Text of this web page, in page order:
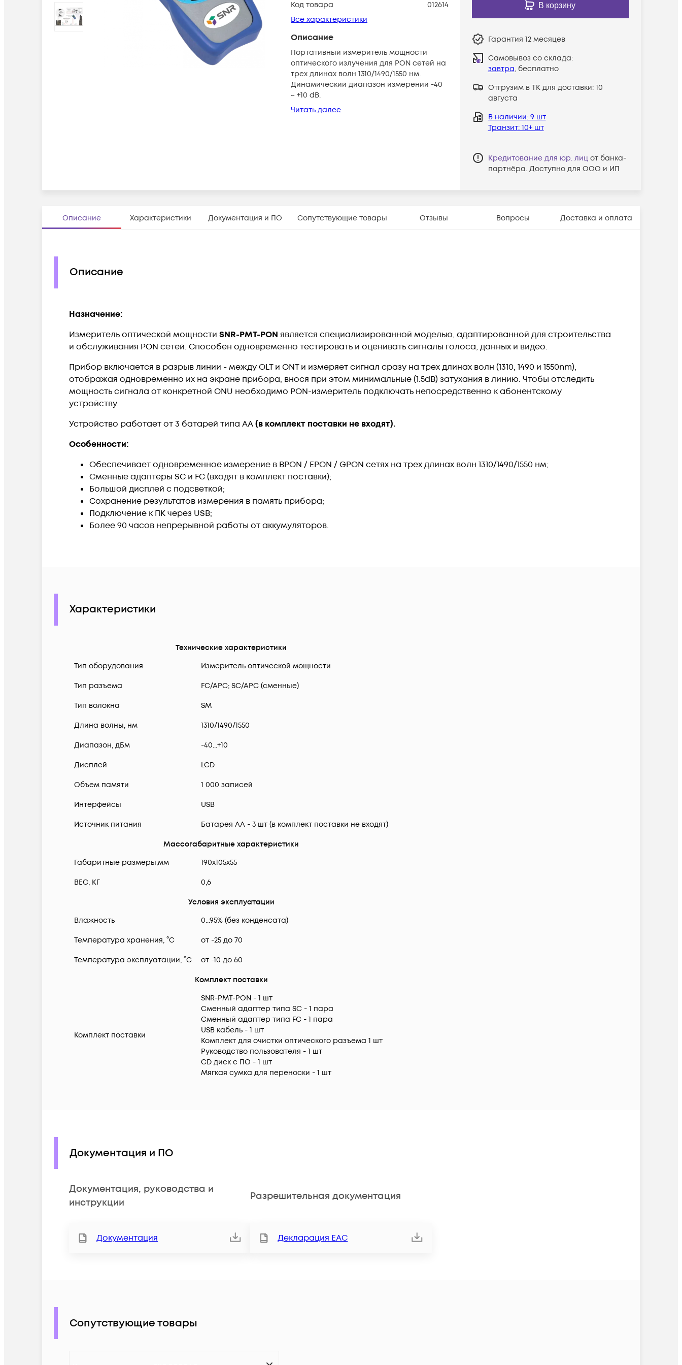
Код товара
012614
Все характеристики
Описание
Портативный измеритель мощности
оптического излучения для PON сетей на
трех длинах волн 1310/1490/1550 нм.
Динамический диапазон измерений -40
~ +10 dB.
Читать далее
В корзину
Гарантия 12 месяцев
Самовывоз со склада:
завтра, бесплатно
Отгрузим в ТК для доставки: 10
августа
В наличии: 9 шт
Транзит: 10+ шт
Кредитование для юр. лиц от банка-
партнёра. Доступно для ООО и ИП
Описание Характеристики Документация и ПО Сопутствующие товары Отзывы Вопросы Доставка и оплата
Описание
Назначение:
Измеритель оптической мощности SNR-PMT-PON является специализированной моделью, адаптированной для строительства
и обслуживания PON сетей. Cпособен одновременно тестировать и оценивать сигналы голоса, данных и видео.
Прибор включается в разрыв линии - между OLT и ONT и измеряет сигнал сразу на трех длинах волн (1310, 1490 и 1550nm),
отображая одновременно их на экране прибора, внося при этом минимальные (1.5dB) затухания в линию. Чтобы отследить
мощность сигнала от конкретной ONU необходимо PON-измеритель подключать непосредственно к абонентскому
устройству.
Устройство работает от 3 батарей типа АА(в комплект поставки не входят).
Особенности:
Обеспечивает одновременное измерение в BPON / EPON / GPON сетях на трех длинах волн 1310/1490/1550 нм;
Сменные адаптеры SC и FC (входят в комплект поставки);
Большой дисплей с подсветкой;
Сохранение результатов измерения в память прибора;
Подключение к ПК через USB;
Более 90 часов непрерывной работы от аккумуляторов.
Характеристики
Технические характеристики
Тип оборудования
Измеритель оптической мощности
Тип разъема FC/APC; SC/APC (сменные)
Тип волокна SM
Длина волны, нм 1310/1490/1550
Диапазон, дБм -40...+10
Дисплей LCD
Объем памяти 1 000 записей
Интерфейсы USB
Источник питания Батарея АА - 3 шт (в комплект поставки не входят)
Массогабаритные характеристики
Габаритные размеры,мм
190х105х55
ВЕС, КГ 0,6
Условия эксплуатации
Влажность
0...95% (без конденсата)
Температура хранения, °C от -25 до 70
Температура эксплуатации, °C от -10 до 60
Комплект поставки
Комплект поставки
SNR-PMT-PON - 1 шт
Сменный адаптер типа SC - 1 пара
Сменный адаптер типа FC - 1 пара
USB кабель - 1 шт
Комплект для очистки оптического разъема 1 шт
Руководство пользователя - 1 шт
CD диск с ПО - 1 шт
Мягкая сумка для переноски - 1 шт
Документация и ПО
Документация, руководства и
инструкции
Документация
Разрешительная документация
Декларация ЕАС
Сопутствующие товары